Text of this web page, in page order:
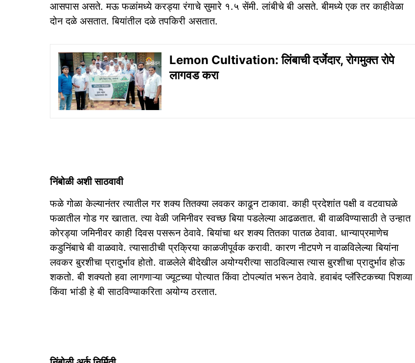
आसपास असते. मऊ फळांमध्ये करड्या रंगाचे सुमारे १.५ सेंमी. लांबीचे बी असते. बीमध्ये एक तर काहीवेळा
दोन दळे असतात. बियांतील दळे तपकिरी असतात.
Lemon Cultivation: लिंबाची दर्जेदार, रोगमुक्त रोपे
लागवड करा
निंबोळी अशी साठवावी
फळे गोळा केल्यानंतर त्यातील गर शक्य तितक्या लवकर काढून टाकावा. काही प्रदेशांत पक्षी व वटवाघळे
फळातील गोड गर खातात. त्या वेळी जमिनीवर स्वच्छ बिया पडलेल्या आढळतात. बी वाळविण्यासाठी ते उन्हात
कोरड्या जमिनीवर काही दिवस पसरून ठेवावे. बियांचा थर शक्य तितका पातळ ठेवावा. धान्याप्रमाणेच
कडुनिंबाचे बी वाळवावे. त्यासाठीची प्रक्रिया काळजीपूर्वक करावी. कारण नीटपणे न वाळविलेल्या बियांना
लवकर बुरशीचा प्रादुर्भाव होतो. वाळलेले बीदेखील अयोग्यरीत्या साठविल्यास त्यास बुरशीचा प्रादुर्भाव होऊ
शकतो. बी शक्यतो हवा लागणाऱ्या ज्यूटच्या पोत्यात किंवा टोपल्यांत भरून ठेवावे. हवाबंद प्लॅस्टिकच्या पिशव्या
किंवा भांडी हे बी साठविण्याकरिता अयोग्य ठरतात.